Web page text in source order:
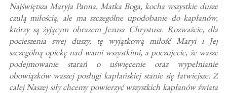
Najświętsza Maryja Panna, Matka Boga, kocha wszystkie dusze
czułą miłością, ale ma szczególne upodobanie do kapłanów,
którzy są żyjącym obrazem Jezusa Chrystusa. Rozważcie, dla
pocieszenia swej duszy, tę wyjątkową miłość Maryi i Jej
szczególną opiekę nad wami wszystkimi, a poczujecie, że wasze
podejmowanie starań o uświęcenie oraz wypełnianie
obowiązków waszej posługi kapłańskiej stanie się łatwiejsze. Z
całej Naszej siły chcemy powierzyć wszystkich kapłanów świata